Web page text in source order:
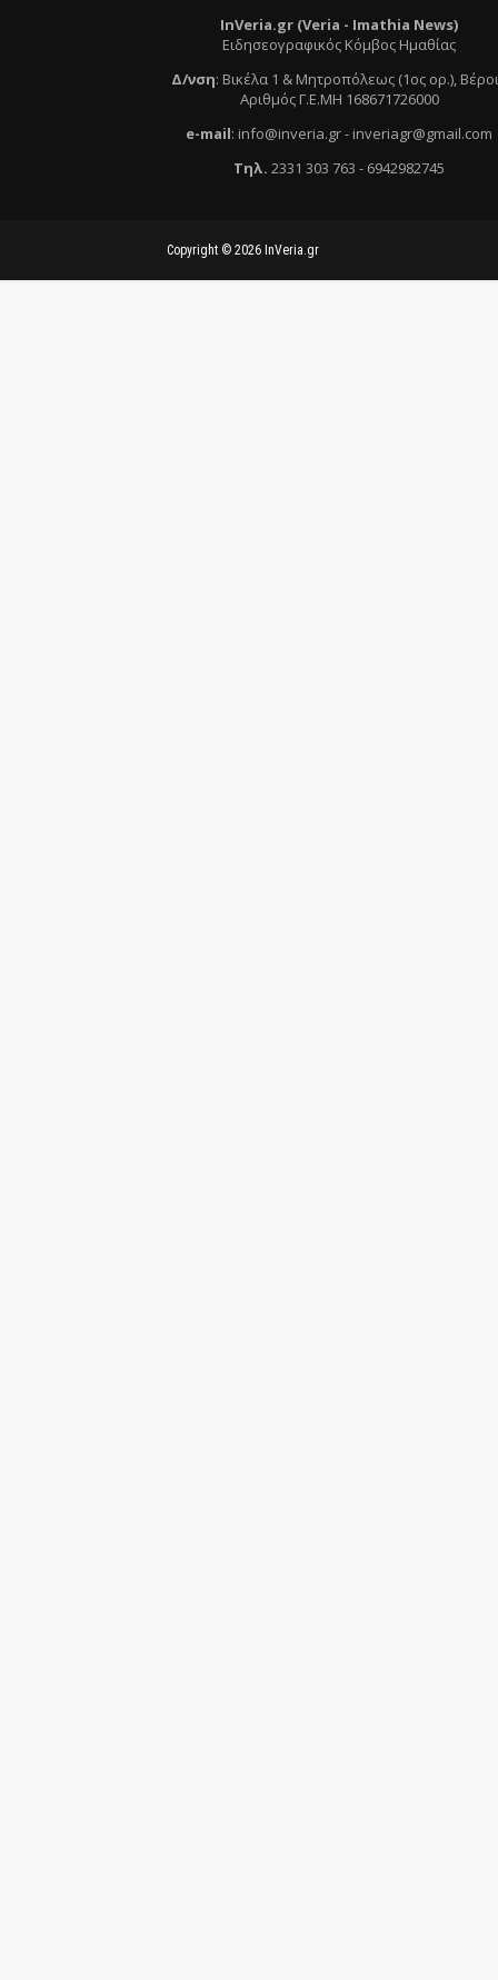
InVeria.gr (Veria - Ιmathia News)
Ειδησεογραφικός Κόμβος Ημαθίας
Δ/νση: Βικέλα 1 & Μητροπόλεως (1ος ορ.),
Αριθμός Γ.Ε.ΜΗ 168671726000
e-mail: info@inveria.gr- inveriagr@gmail.com
Τηλ. 2331 303 763 - 6942982745
Copyright © 2026 InVeria.gr